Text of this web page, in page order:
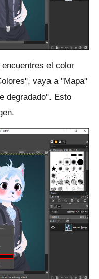
el color
vaya a "Mapa"
degradado". Esto